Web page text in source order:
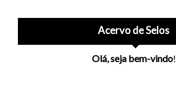
Acervo de Selos
Olá, seja bem-vindo!